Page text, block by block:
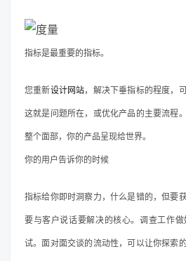
指标是最重要的指标。
您重新设计网站，解决下垂指标的程度，
这就是问题所在，或优化产品的主要流程
整个面部，你的产品呈现给世界。
你的用户告诉你的时候
指标给你即时洞察力，什么是错的，但要
要与客户说话要解决的核心。调查工作
试。面对面交谈的流动性，可以让你探索